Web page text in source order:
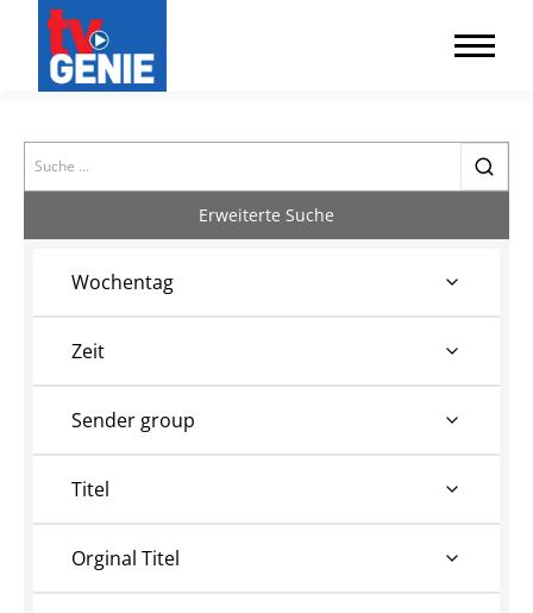
Search
Erweiterte Suche
Wochentag
Zeit
Sender group
Titel
Orginal Titel